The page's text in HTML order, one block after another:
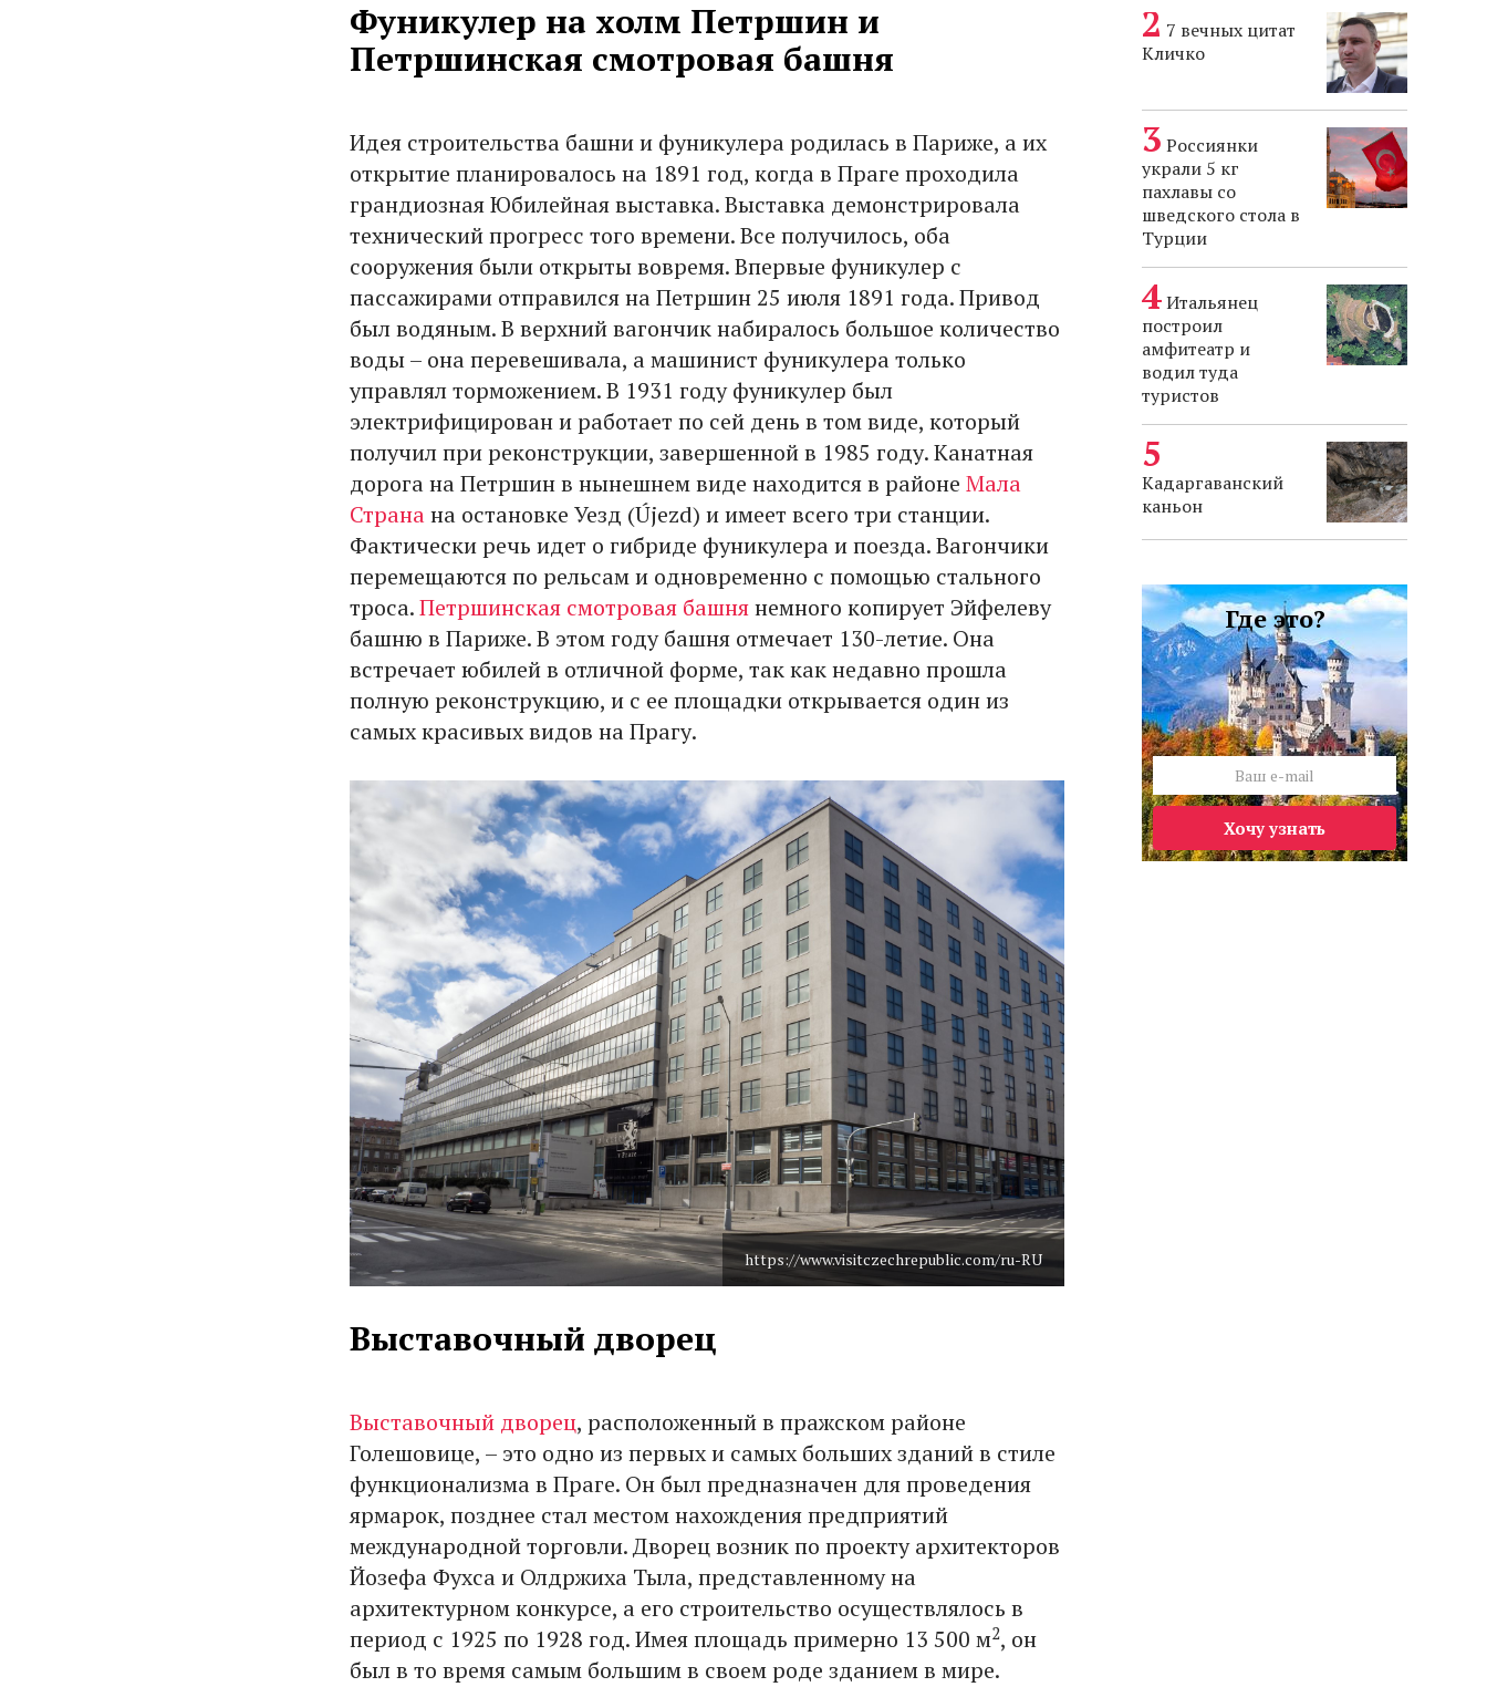
Фуникулер на холм Петршин и
Петршинская смотровая башня
Идея строительства башни и фуникулера родилась в Париже, а их
открытие планировалось на 1891 год, когда в Праге проходила
грандиозная Юбилейная выставка. Выставка демонстрировала
технический прогресс того времени. Все получилось, оба
сооружения были открыты вовремя. Впервые фуникулер с
пассажирами отправился на Петршин 25 июля 1891 года. Привод
был водяным. В верхний вагончик набиралось большое количество
воды – она перевешивала, а машинист фуникулера только
управлял торможением. В 1931 году фуникулер был
электрифицирован и работает по сей день в том виде, который
получил при реконструкции, завершенной в 1985 году. Канатная
дорога на Петршин в нынешнем виде находится в районе Мала
Странана остановке Уезд (Újezd) и имеет всего три станции.
Фактически речь идет о гибриде фуникулера и поезда. Вагончики
перемещаются по рельсам и одновременно с помощью стального
троса.Петршинская смотровая башнянемного копирует Эйфелеву
башню в Париже. В этом году башня отмечает 130-летие. Она
встречает юбилей в отличной форме, так как недавно прошла
полную реконструкцию, и с ее площадки открывается один из
самых красивых видов на Прагу.
https://www.visitczechrepublic.com/ru-RU
Выставочный дворец
Выставочный дворец, расположенный в пражском районе
Голешовице, – это одно из первых и самых больших зданий в стиле
функционализма в Праге. Он был предназначен для проведения
ярмарок, позднее стал местом нахождения предприятий
международной торговли. Дворец возник по проекту архитекторов
Йозефа Фухса и Олдржиха Тыла, представленному на
архитектурном конкурсе, а его строительство осуществлялось в
период с 1925 по 1928 год. Имея площадь примерно 13 500 м2, он
был в то время самым большим в своем роде зданием в мире.
7 вечных цитат
Кличко
Россиянки
украли 5 кг
пахлавы со
шведского стола в
Турции
Итальянец
построил
амфитеатр и
водил туда
туристов
Кадаргаванский
каньон
Где это?
Хочу узнать